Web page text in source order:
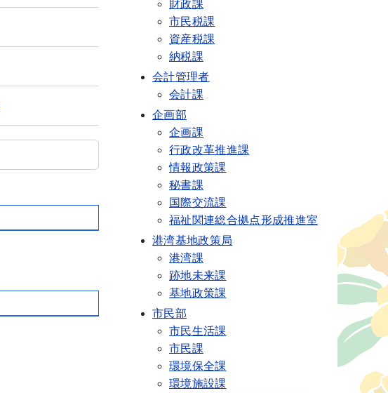
財政課
市民税課
資産税課
納税課
会計管理者
会計課
企画部
企画課
行政改革推進課
情報政策課
秘書課
国際交流課
福祉関連総合拠点形成推進室
港湾基地政策局
港湾課
跡地未来課
基地政策課
市民部
市民生活課
市民課
環境保全課
環境施設課